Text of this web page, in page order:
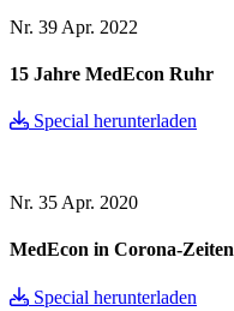
Nr. 39 Apr. 2022
15 Jahre MedEcon Ruhr
Special herunterladen
Nr. 35 Apr. 2020
MedEcon in Corona-Zeiten
Special herunterladen